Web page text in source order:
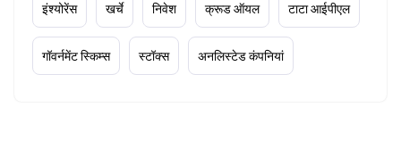
इंश्योरेंस खर्चे निवेश क्रूड ऑयल टाटा आईपीएल
गॉवर्नमेंट स्किम्स स्टॉक्स अनलिस्टेड कंपनियां